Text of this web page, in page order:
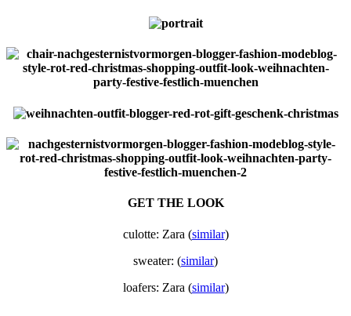
GET THE LOOK
culotte: Zara (similar)
sweater: (similar)
loafers: Zara (similar)